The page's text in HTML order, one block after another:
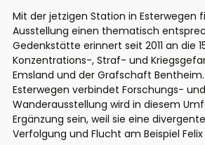
Mit der jetzigen Station in Esterwegen
Ausstellung einen thematisch
Gedenkstätte erinnert seit 2011 an die
Konzentrations-, Straf- und
Emsland und der Grafschaft
Esterwegen verbindet Forschungs-
Wanderausstellung wird in diesem
Ergänzung sein, weil sie eine
Verfolgung und Flucht am Beispiel